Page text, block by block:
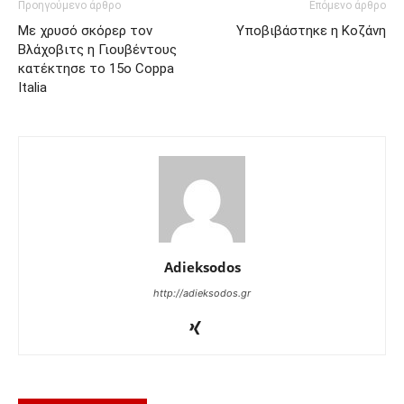
Προηγούμενο άρθρο
Με χρυσό σκόρερ τον
Βλάχοβιτς η Γιουβέντους
κατέκτησε το 15ο Coppa
Italia
Επόμενο άρθρο
Υποβιβάστηκε η Κοζάνη
Adieksodos
http://adieksodos.gr